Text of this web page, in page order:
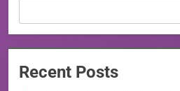
Recent Posts